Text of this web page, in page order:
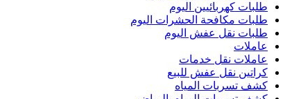
طلبات كهربائيين اليوم
طلبات مكافحة الحشرات اليوم
طلبات نقل عفش اليوم
عاملات
عاملات نقل خدمات
كراتين نقل عفش للبيع
كشف تسربات المياه